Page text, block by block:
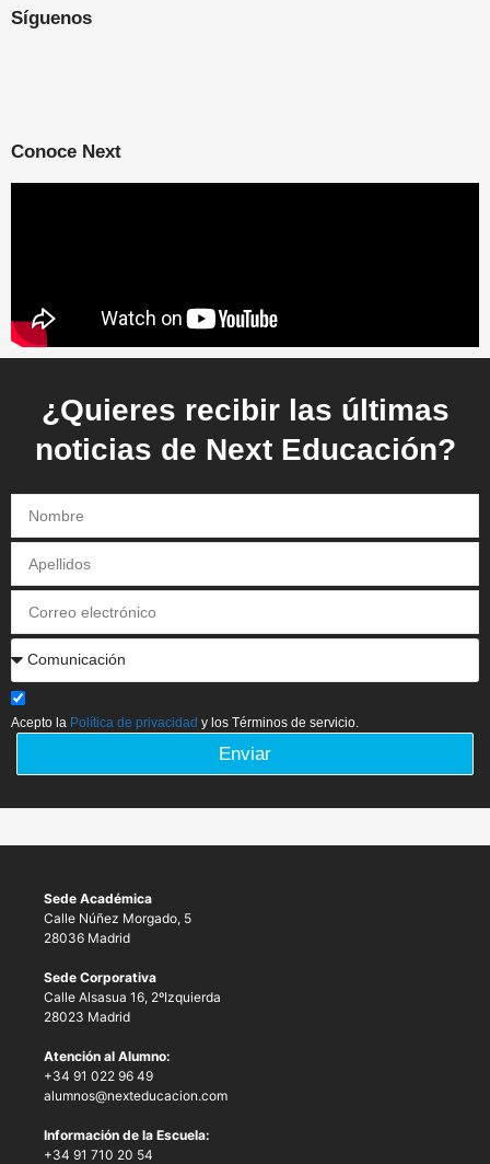
Síguenos
Conoce Next
¿Quieres recibir las últimas
noticias de Next Educación?
Acepto la Política de privacidad y los Términos de servicio.
Enviar
Sede Académica
Calle Núñez Morgado, 5
28036 Madrid
Sede Corporativa
Calle Alsasua 16, 2ºIzquierda
28023 Madrid
Atención al Alumno:
+34 91 022 96 49
alumnos@nexteducacion.com
Información de la Escuela:
+34 91 710 20 54